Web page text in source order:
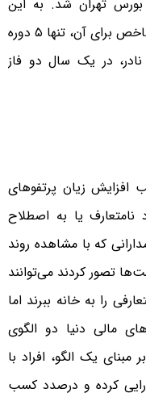
تهران شد. به این
ترتیب بازار سهام که از ابتدای محاسبه شاخص برای آن، تنها ۵ دوره
در یک سال دو فاز
زیان پرتفوهای
یا به اصطلاح
که با مشاهده روند
تصور کردند می‌توانند
را به خانه ببرند اما
مالی دنیا د‌و الگوی
یک الگو، افراد با
کرده و درصدد کسب